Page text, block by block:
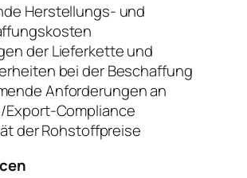
Herstellungs- und
der Lieferkette und
bei der Beschaffung
Anforderungen an
Export-Compliance
der Rohstoffpreise